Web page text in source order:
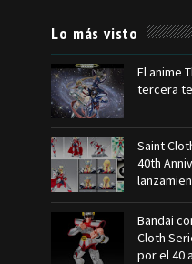
Lo más visto
El anime
tercera
Saint
40th
Bandai
Cloth
por el 40